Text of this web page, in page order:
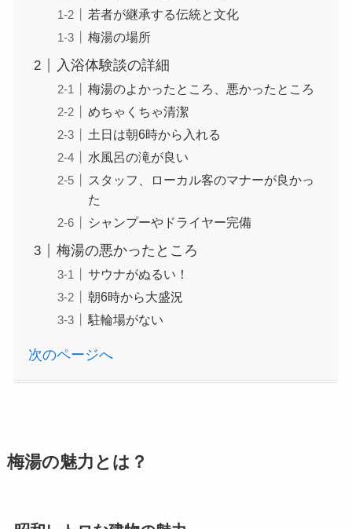
若者が継承する伝統と文化
梅湯の場所
入浴体験談の詳細
梅湯のよかったところ、悪かったところ
めちゃくちゃ清潔
土日は朝6時から入れる
水風呂の滝が良い
スタッフ、ローカル客のマナーが良かっ
た
シャンプーやドライヤー完備
梅湯の悪かったところ
サウナがぬるい！
朝6時から大盛況
駐輪場がない
次のページへ
梅湯の魅力とは？